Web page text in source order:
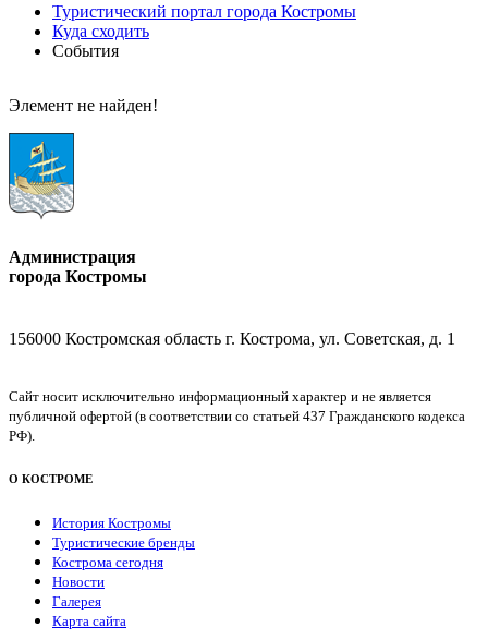
Туристический портал города Костромы
Куда сходить
События
Элемент не найден!
Администрация
города Костромы
156000 Костромская область г. Кострома, ул. Советская, д. 1
Сайт носит исключительно информационный характер и не является
публичной офертой (в соответствии со статьей 437 Гражданского кодекса
РФ).
О КОСТРОМЕ
История Костромы
Туристические бренды
Кострома сегодня
Новости
Галерея
Карта сайта